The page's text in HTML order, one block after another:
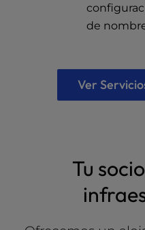
de
Ver
Tu